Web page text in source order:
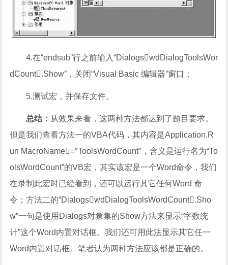
4.在“endsub”行之前输入“DialogswdDialogToolsWor
dCount.Show”，关闭“Visual Basic 编辑器”窗口；
5.测试宏，并保存文件。
总结： 从效果来看，这两种方法都达到了题目要求。
但是我们查看方法一的VBA代码，其内容是Application.R
un MacroName=″ToolsWordCount″，含义是运行名为“To
olsWordCount”的VB宏，其实该宏是一个Word命令，我们
在录制此宏时已经看到，还可以运行其它任何Word 命
令；方法二的“DialogswdDialogToolsWordCount.Sho
w”一句是使用Dialogs对象集的Show方法来显示“字数统
计”这个Word内置对话框。我们还可用此法显示其它任一
Word内置对话框。笔者认为两种方法应该都是正确的。